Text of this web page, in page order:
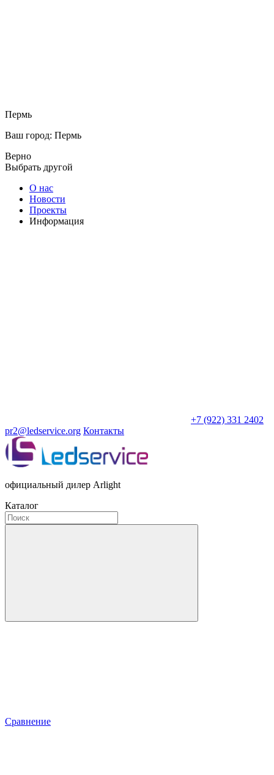
Пермь
Ваш город: Пермь
Верно
Выбрать другой
О нас
Новости
Проекты
Информация
+7 (922) 331 2402
pr2@ledservice.org Контакты
официальный дилер Arlight
Каталог
Сравнение